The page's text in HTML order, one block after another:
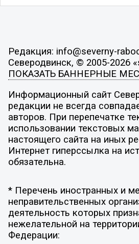
Редакция: info@severny-
Северодвинск, © 2005-2026
ПОКАЗАТЬ БАННЕРНЫЕ
Информационный сайт
редакции не всегда
авторов. При перепечатке
использовании текстовых
настоящего сайта на иных
Интернет гиперссылка на
обязательна.
* Перечень иностранных и
неправительственных
деятельность которых
нежелательной на
Федерации: